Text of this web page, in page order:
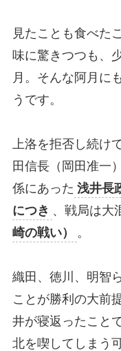
見たことも食べた
味に驚きつつも、
月。そんな阿月に
うです。
上洛を拒否し続け
田信長（岡田准一
係にあった 浅井長
につき 、戦局は大
崎の戦い）
。
織田、徳川、明智
ことが勝利の大前
井が寝返ったこと
北を喫してしまう